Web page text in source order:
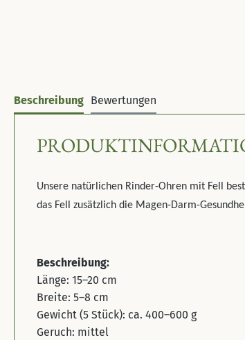
Beschreibung Bewertungen
Unsere natürlichen Rinder-Ohren mit Fell
das Fell zusätzlich die Magen-Darm-
Beschreibung:
Länge: 15–20 cm
Breite: 5–8 cm
Gewicht (5 Stück): ca. 400–600 g
Geruch: mittel